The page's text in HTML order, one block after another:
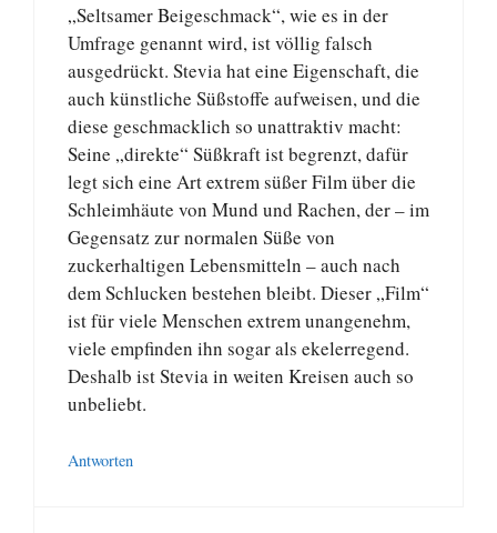
„Seltsamer Beigeschmack“, wie es in der
Umfrage genannt wird, ist völlig falsch
ausgedrückt. Stevia hat eine Eigenschaft, die
auch künstliche Süßstoffe aufweisen, und die
diese geschmacklich so unattraktiv macht:
Seine „direkte“ Süßkraft ist begrenzt, dafür
legt sich eine Art extrem süßer Film über die
Schleimhäute von Mund und Rachen, der – im
Gegensatz zur normalen Süße von
zuckerhaltigen Lebensmitteln – auch nach
dem Schlucken bestehen bleibt. Dieser „Film“
ist für viele Menschen extrem unangenehm,
viele empfinden ihn sogar als ekelerregend.
Deshalb ist Stevia in weiten Kreisen auch so
unbeliebt.
Antworten